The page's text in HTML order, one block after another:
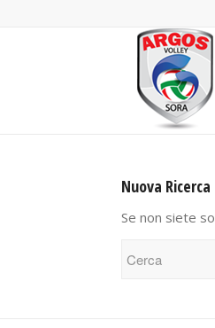
Nuova Ricerca
Se non siete